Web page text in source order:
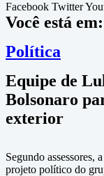
Facebook Twitter
Você está em:
Política
Equipe de
Bolsonaro
exterior
Segundo assessores,
projeto político do